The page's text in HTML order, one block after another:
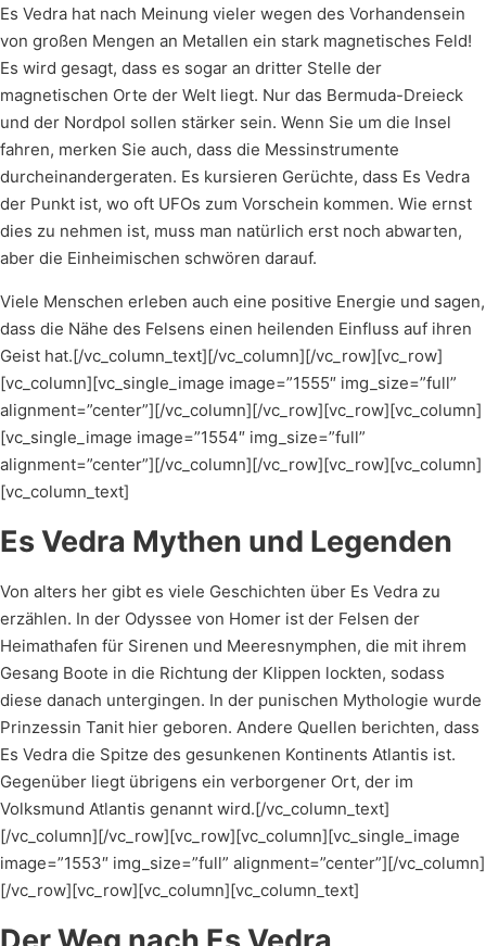
Es Vedra hat nach Meinung vieler wegen des Vorhandensein
von großen Mengen an Metallen ein stark magnetisches Feld!
Es wird gesagt, dass es sogar an dritter Stelle der
magnetischen Orte der Welt liegt. Nur das Bermuda-Dreieck
und der Nordpol sollen stärker sein. Wenn Sie um die Insel
fahren, merken Sie auch, dass die Messinstrumente
durcheinandergeraten. Es kursieren Gerüchte, dass Es Vedra
der Punkt ist, wo oft UFOs zum Vorschein kommen. Wie ernst
dies zu nehmen ist, muss man natürlich erst noch abwarten,
aber die Einheimischen schwören darauf.
Viele Menschen erleben auch eine positive Energie und sagen,
dass die Nähe des Felsens einen heilenden Einfluss auf ihren
Geist hat.[/vc_column_text][/vc_column][/vc_row][vc_row]
[vc_column][vc_single_image image=”1555″ img_size=”full”
alignment=”center”][/vc_column][/vc_row][vc_row][vc_column]
[vc_single_image image=”1554″ img_size=”full”
alignment=”center”][/vc_column][/vc_row][vc_row][vc_column]
[vc_column_text]
Es Vedra Mythen und Legenden
Von alters her gibt es viele Geschichten über Es Vedra zu
erzählen. In der Odyssee von Homer ist der Felsen der
Heimathafen für Sirenen und Meeresnymphen, die mit ihrem
Gesang Boote in die Richtung der Klippen lockten, sodass
diese danach untergingen. In der punischen Mythologie wurde
Prinzessin Tanit hier geboren. Andere Quellen berichten, dass
Es Vedra die Spitze des gesunkenen Kontinents Atlantis ist.
Gegenüber liegt übrigens ein verborgener Ort, der im
Volksmund Atlantis genannt wird.[/vc_column_text]
[/vc_column][/vc_row][vc_row][vc_column][vc_single_image
image=”1553″ img_size=”full” alignment=”center”][/vc_column]
[/vc_row][vc_row][vc_column][vc_column_text]